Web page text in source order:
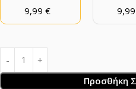
9,99 €
9,99
Προσθήκη